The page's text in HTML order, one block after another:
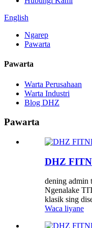
English
Ngarep
Pawarta
Pawarta
Warta Perusahaan
Warta Industri
Blog DHZ
Pawarta
DHZ
dening admin
Ngenalake
klasik sing
Waca liyane